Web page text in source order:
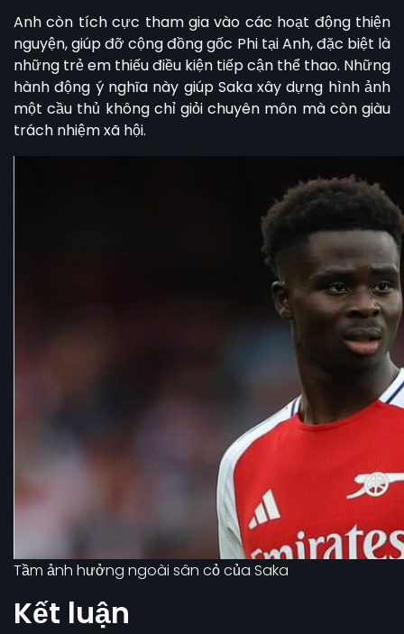
Anh còn tích cực tham gia vào các hoạt động thiện
nguyện, giúp đỡ cộng đồng gốc Phi tại Anh, đặc biệt là
những trẻ em thiếu điều kiện tiếp cận thể thao. Những
hành động ý nghĩa này giúp Saka xây dựng hình ảnh
một cầu thủ không chỉ giỏi chuyên môn mà còn giàu
trách nhiệm xã hội.
Tầm ảnh hưởng ngoài sân cỏ của Saka
Kết luận